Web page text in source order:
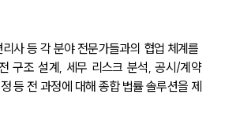
사 등 각 분야 전문가들과의 협업 체계를
구조 설계, 세무 리스크 분석, 공시/계약
등 전 과정에 대해 종합 법률 솔루션을 제